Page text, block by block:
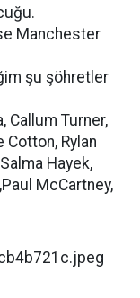
Manchester
şu şöhretler
Callum Turner,
Cotton, Rylan
Hayek,
McCartney,